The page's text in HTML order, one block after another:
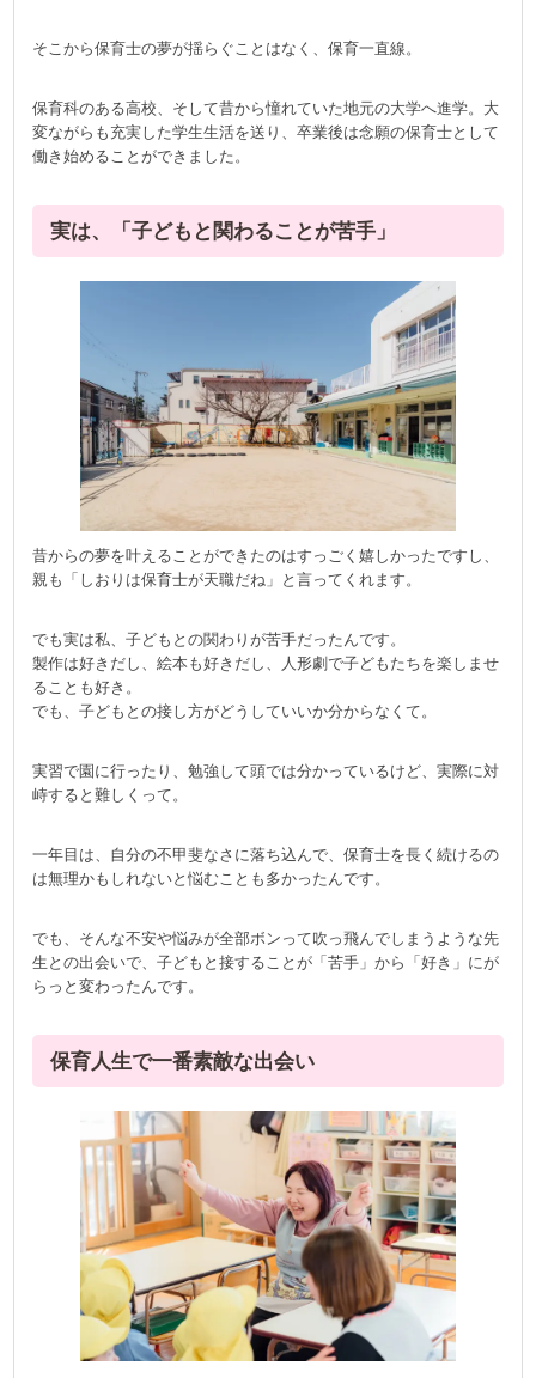
そこから保育士の夢が揺らぐことはなく、保育一直線。
保育科のある高校、そして昔から憧れていた地元の大学へ進学。大
変ながらも充実した学生生活を送り、卒業後は念願の保育士として
働き始めることができました。
実は、「子どもと関わることが苦手」
昔からの夢を叶えることができたのはすっごく嬉しかったですし、
親も「しおりは保育士が天職だね」と言ってくれます。
でも実は私、子どもとの関わりが苦手だったんです。
製作は好きだし、絵本も好きだし、人形劇で子どもたちを楽しませ
ることも好き。
でも、子どもとの接し方がどうしていいか分からなくて。
実習で園に行ったり、勉強して頭では分かっているけど、実際に対
峙すると難しくって。
一年目は、自分の不甲斐なさに落ち込んで、保育士を長く続けるの
は無理かもしれないと悩むことも多かったんです。
でも、そんな不安や悩みが全部ボンって吹っ飛んでしまうような先
生との出会いで、子どもと接することが「苦手」から「好き」にが
らっと変わったんです。
保育人生で一番素敵な出会い